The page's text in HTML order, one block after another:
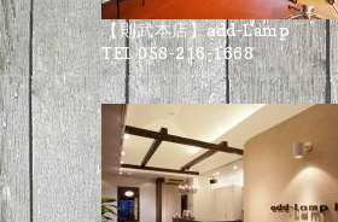
【則武本店】add-Lamp
TEL 058-216-1668